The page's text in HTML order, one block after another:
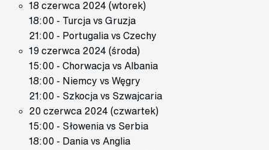
18 czerwca 2024 (wtorek)
18:00 - Turcja vs Gruzja
21:00 - Portugalia vs Czechy
19 czerwca 2024 (środa)
15:00 - Chorwacja vs Albania
18:00 - Niemcy vs Węgry
21:00 - Szkocja vs Szwajcaria
20 czerwca 2024 (czwartek)
15:00 - Słowenia vs Serbia
18:00 - Dania vs Anglia